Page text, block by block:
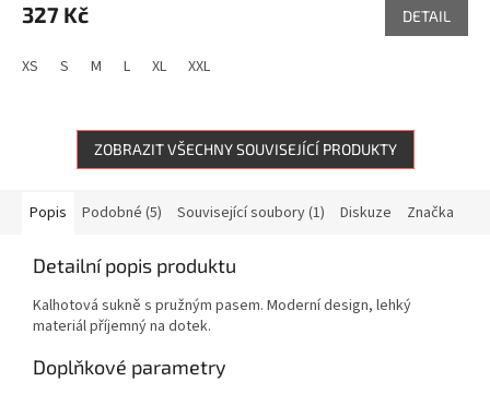
327 Kč DETAIL
XS S M L XL XXL
ZOBRAZIT VŠECHNY SOUVISEJÍCÍ PRODUKTY
Popis Podobné (5) Související soubory (1) Diskuze Značka
Detailní popis produktu
Kalhotová sukně s pružným pasem. Moderní design, lehký
materiál příjemný na dotek.
Doplňkové parametry